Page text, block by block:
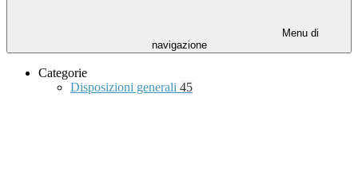
Menu di
navigazione
Categorie
Disposizioni generali 45